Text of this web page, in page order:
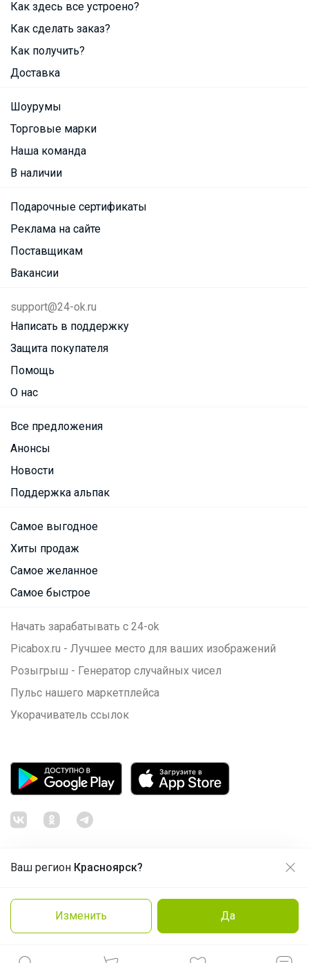
Ваш регион Красноярск?
Изменить Да
Как здесь все устроено?
Как сделать заказ?
Как получить?
Доставка
Шоурумы
Торговые марки
Наша команда
В наличии
Подарочные сертификаты
Реклама на сайте
Поставщикам
Вакансии
support@24-ok.ru
Написать в поддержку
Защита покупателя
Помощь
О нас
Все предложения
Анонсы
Новости
Поддержка альпак
Самое выгодное
Хиты продаж
Самое желанное
Самое быстрое
Начать зарабатывать с 24-ok
Picabox.ru - Лучшее место для ваших изображений
Розыгрыш - Генератор случайных чисел
Пульс нашего маркетплейса
Укорачиватель ссылок
Политика конфиденциальности
Cоглашение пользователя
Продолжая использовать этот сайт и нажимая кнопку
Принять